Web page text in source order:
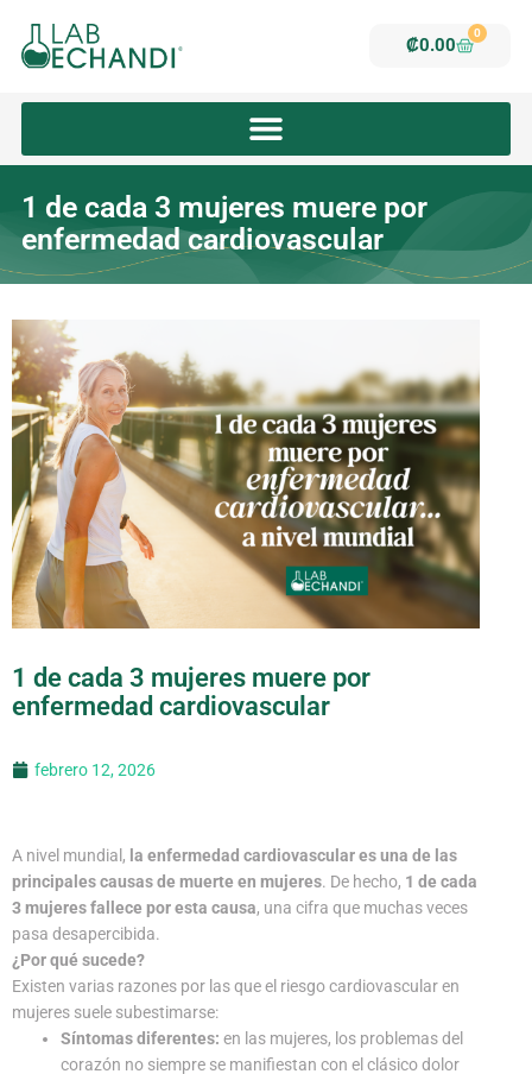
contenido
₡0.00
0
Carrito
1 de cada 3 mujeres muere por
enfermedad cardiovascular
1 de cada 3 mujeres muere por
enfermedad cardiovascular
febrero 12, 2026
A nivel mundial, la enfermedad cardiovascular es una de las
principales causas de muerte en mujeres. De hecho, 1 de cada
3 mujeres fallece por esta causa, una cifra que muchas veces
pasa desapercibida.
¿Por qué sucede?
Existen varias razones por las que el riesgo cardiovascular en
mujeres suele subestimarse:
Síntomas diferentes: en las mujeres, los problemas del
corazón no siempre se manifiestan con el clásico dolor